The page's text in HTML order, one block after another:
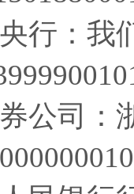
行：我
公司：